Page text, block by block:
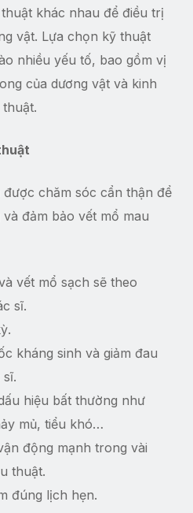
khác nhau để điều trị
vật. Lựa chọn kỹ thuật
nhiều yếu tố, bao gồm vị
của dương vật và kinh
chăm sóc cẩn thận để
đảm bảo vết mổ mau
vết mổ sạch sẽ theo
sĩ.
kháng sinh và giảm đau
hiệu bất thường như
mủ, tiểu khó…
động mạnh trong vài
thuật.
đúng lịch hẹn.